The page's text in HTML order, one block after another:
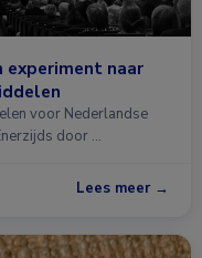
naar
voor Nederlandse
door …
Lees meer →